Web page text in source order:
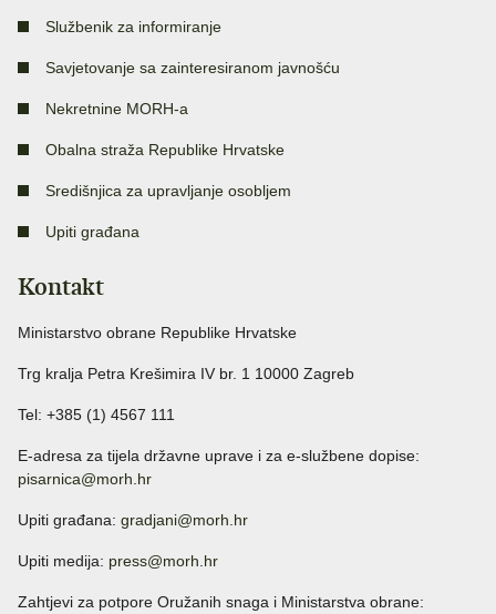
Službenik za informiranje
Savjetovanje sa zainteresiranom javnošću
Nekretnine MORH-a
Obalna straža Republike Hrvatske
Središnjica za upravljanje osobljem
Upiti građana
Kontakt
Ministarstvo obrane Republike Hrvatske
Trg kralja Petra Krešimira IV br. 1 10000 Zagreb
Tel: +385 (1) 4567 111
E-adresa za tijela državne uprave i za e-službene dopise:
pisarnica@morh.hr
Upiti građana: gradjani@morh.hr
Upiti medija: press@morh.hr
Zahtjevi za potpore Oružanih snaga i Ministarstva obrane: